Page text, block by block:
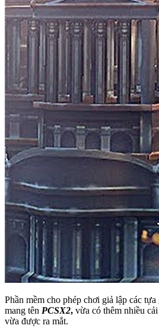
Phần mềm cho phép chơi giả lập các
mang tên PCSX2, vừa có thêm nhiều
vừa được ra mắt.